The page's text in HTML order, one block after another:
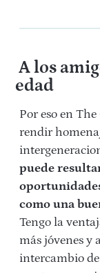
A los
edad
Por eso en
rendir
puede
como una
Tengo la
más jóvenes y
intercambio